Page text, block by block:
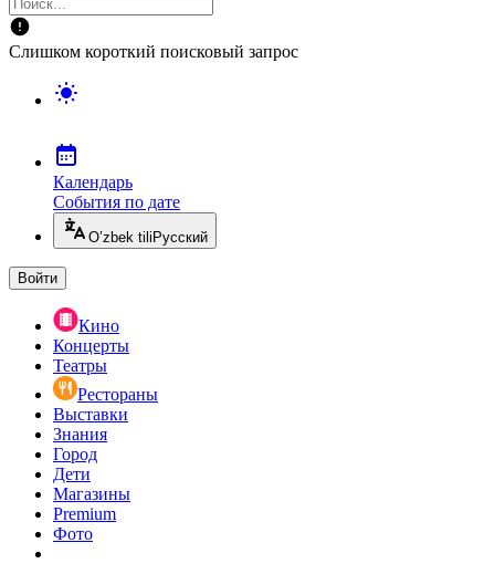
Слишком короткий поисковый запрос
Календарь
События по дате
O’zbek tili Русский
Войти
Кино
Концерты
Театры
Рестораны
Выставки
Знания
Город
Дети
Магазины
Premium
Фото